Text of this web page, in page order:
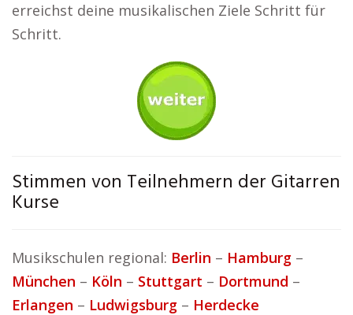
erreichst deine musikalischen Ziele Schritt für
Schritt.
Stimmen von Teilnehmern der Gitarren
Kurse
Musikschulen regional: Berlin – Hamburg –
München – Köln – Stuttgart – Dortmund –
Erlangen – Ludwigsburg – Herdecke